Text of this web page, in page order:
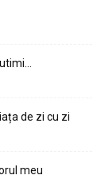
de zi cu zi
meu